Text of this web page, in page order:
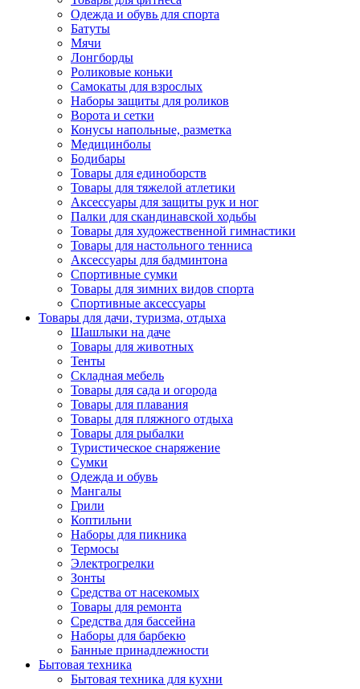
Одежда и обувь для спорта
Батуты
Мячи
Лонгборды
Роликовые коньки
Самокаты для взрослых
Наборы защиты для роликов
Ворота и сетки
Конусы напольные, разметка
Медицинболы
Бодибары
Товары для единоборств
Товары для тяжелой атлетики
Аксессуары для защиты рук и ног
Палки для скандинавской ходьбы
Товары для художественной гимнастики
Товары для настольного тенниса
Аксессуары для бадминтона
Спортивные сумки
Товары для зимних видов спорта
Спортивные аксессуары
Товары для дачи, туризма, отдыха
Шашлыки на даче
Товары для животных
Тенты
Складная мебель
Товары для сада и огорода
Товары для плавания
Товары для пляжного отдыха
Товары для рыбалки
Туристическое снаряжение
Сумки
Одежда и обувь
Мангалы
Грили
Коптильни
Наборы для пикника
Термосы
Электрогрелки
Зонты
Средства от насекомых
Товары для ремонта
Средства для бассейна
Наборы для барбекю
Банные принадлежности
Бытовая техника
Бытовая техника для кухни